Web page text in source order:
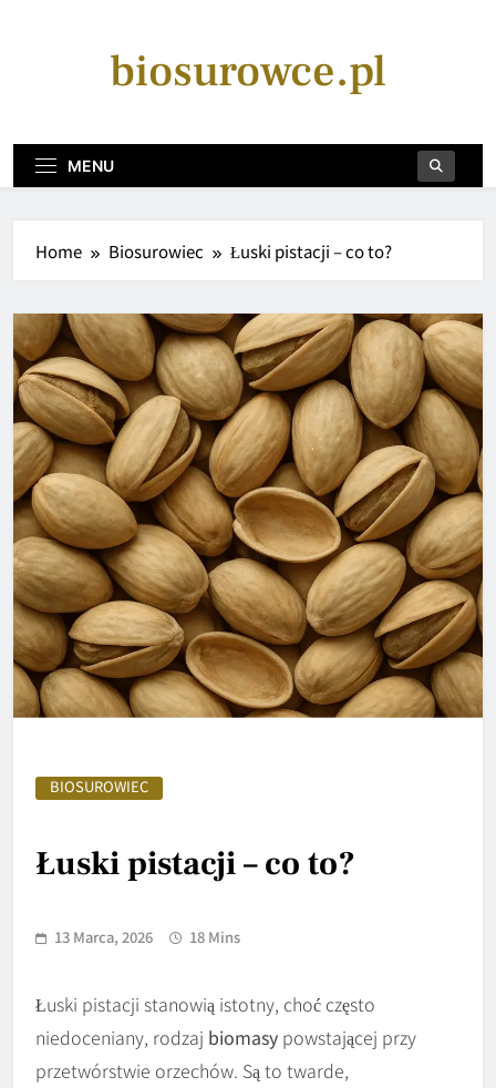
biosurowce.pl
MENU
Home Biosurowiec Łuski pistacji – co to?
BIOSUROWIEC
Łuski pistacji – co to?
13 Marca, 2026 18 Mins
Łuski pistacji stanowią istotny, choć często
niedoceniany, rodzaj biomasy powstającej przy
przetwórstwie orzechów. Są to twarde,